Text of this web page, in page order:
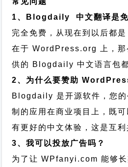
1、Blogdaily 中文翻译是免
完全免费，从现在到以后都
在于 WordPress.org 上，
供的 Blogdaily 中文语言包都
2、为什么要赞助
Blogdaily 是开源软件，您的
制的应用在商业项目上，既
有更好的中文体验，这是互利
3、我可以投放广告吗？
为了让 WPfanyi.com 能够长